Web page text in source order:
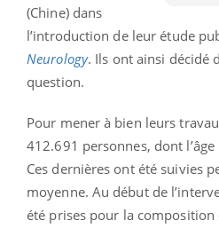
(Chine) dans
l’introduction de leur étude
Neurology. Ils ont ainsi décidé
question.
Pour mener à bien leurs
412.691 personnes, dont
Ces dernières ont été suivies
moyenne. Au début de
été prises pour la